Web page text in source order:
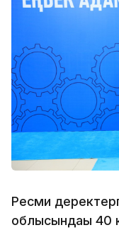
Ресми
облысындағы